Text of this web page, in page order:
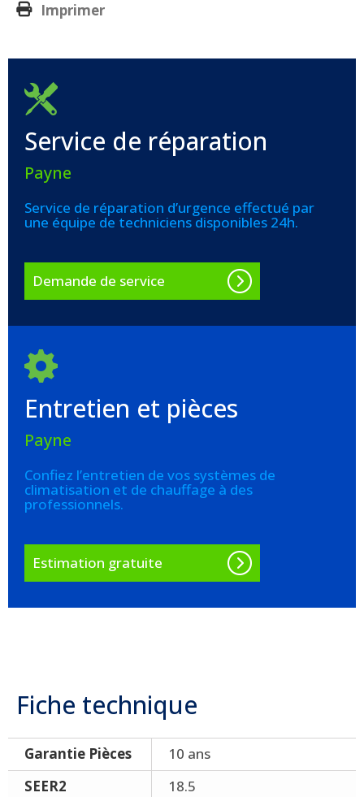
Imprimer
Service de réparation
Payne
Service de réparation d’urgence effectué par
une équipe de techniciens disponibles 24h.
Demande de service
Entretien et pièces
Payne
Confiez l’entretien de vos systèmes de
climatisation et de chauffage à des
professionnels.
Estimation gratuite
Fiche technique
Garantie Pièces
10 ans
SEER2
18.5